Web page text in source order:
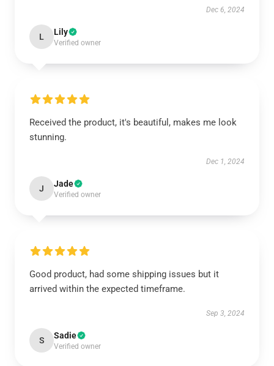
Dec 6, 2024
L Lily
Verified owner
Received the product, it's beautiful, makes me look
stunning.
Dec 1, 2024
J Jade
Verified owner
Good product, had some shipping issues but it
arrived within the expected timeframe.
Sep 3, 2024
S Sadie
Verified owner